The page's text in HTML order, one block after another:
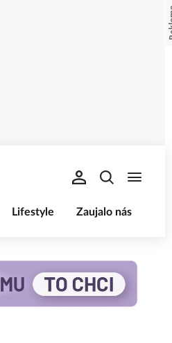
Lifestyle Zaujalo nás